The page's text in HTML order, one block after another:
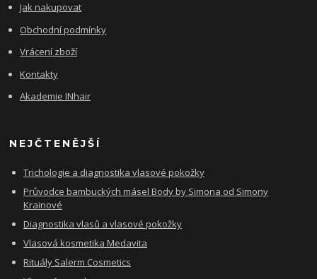
Jak nakupovat
Obchodní podmínky
Vrácení zboží
Kontakty
Akademie INhair
NEJČTENĚJŠÍ
Trichologie a diagnostika vlasové pokožky
Průvodce bambuckých másel Body by Simona od Simony
Krainové
Diagnostika vlasů a vlasové pokožky
Vlasová kosmetika Medavita
Rituály Salerm Cosmetics